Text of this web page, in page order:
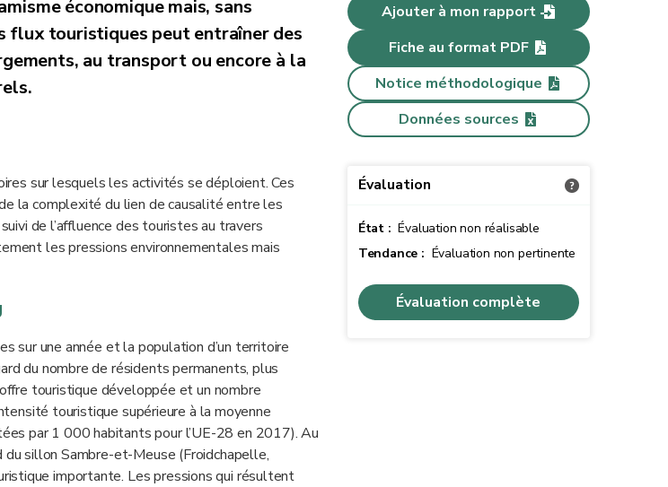
économique mais, sans
flux touristiques peut entraîner des
au transport ou encore à la
sur lesquels les activités se déploient. Ces
la complexité du lien de causalité entre les
de l’affluence des touristes au travers
les pressions environnementales mais
sur une année et la population d’un territoire
du nombre de résidents permanents, plus
touristique développée et un nombre
touristique supérieure à la moyenne
par 1 000 habitants pour l’UE-28 en 2017). Au
sillon Sambre-et-Meuse (Froidchapelle,
importante. Les pressions qui résultent
Ajouter à mon rapport
Fiche au format PDF
Notice méthodologique
Données sources
Évaluation
État : Évaluation non réalisable
Tendance : Évaluation non pertinente
Évaluation complète